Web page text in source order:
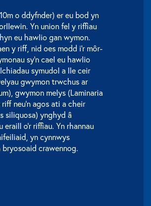
o ddyfnder) er eu bod yn
Yn union fel y riffiau
eu hawlio gan wymon.
y riff, nid oes modd i’r môr-
sy’n cael eu hawlio
symudol a lle ceir
gwymon trwchus ar
gwymon melys (Laminaria
neu’n agos ati a cheir
siliquosa) ynghyd â
o’r riffiau. Yn rhannau
yn cynnwys
crawennog.